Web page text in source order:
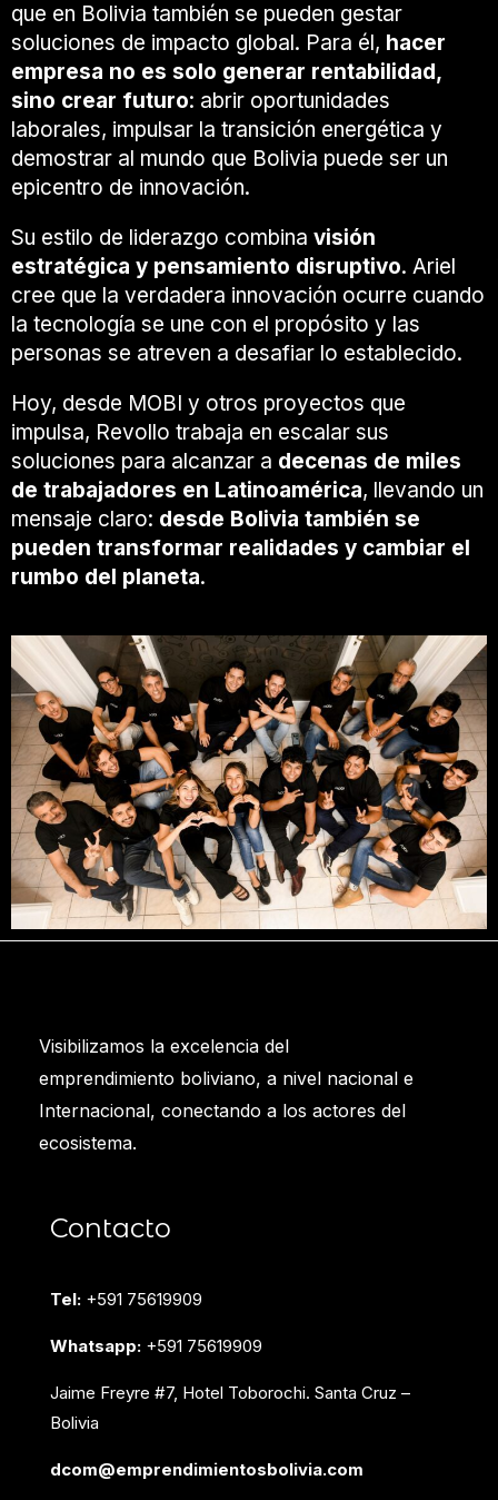
que en Bolivia también se pueden gestar
soluciones de impacto global. Para él, hacer
empresa no es solo generar rentabilidad,
sino crear futuro: abrir oportunidades
laborales, impulsar la transición energética y
demostrar al mundo que Bolivia puede ser un
epicentro de innovación.
Su estilo de liderazgo combina visión
estratégica y pensamiento disruptivo. Ariel
cree que la verdadera innovación ocurre cuando
la tecnología se une con el propósito y las
personas se atreven a desafiar lo establecido.
Hoy, desde MOBI y otros proyectos que
impulsa, Revollo trabaja en escalar sus
soluciones para alcanzar a decenas de miles
de trabajadores en Latinoamérica, llevando un
mensaje claro: desde Bolivia también se
pueden transformar realidades y cambiar el
rumbo del planeta.
Visibilizamos la excelencia del
emprendimiento boliviano, a nivel nacional e
Internacional, conectando a los actores del
ecosistema.
Contacto
Tel: +591 75619909
Whatsapp: +591 75619909
Jaime Freyre #7, Hotel Toborochi. Santa Cruz –
Bolivia
dcom@emprendimientosbolivia.com